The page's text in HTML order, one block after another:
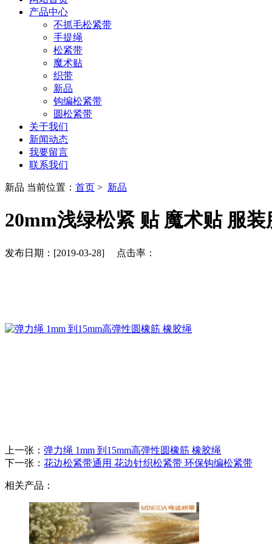
产品中心
不抓毛松紧带
手提绳
松紧带
魔术贴
织带
新品
钩编松紧带
圆松紧带
关于我们
新闻动态
我要留言
联系我们
新品 当前位置： 首页 > 新品
20mm浅绿松紧 贴 魔术贴 服装
发布日期：[2019-03-28] 点击率：
上一张： 弹力绳 1mm 到15mm高弹性圆橡筋 橡胶绳
下一张： 花边松紧带通用 花边针织松紧带 环保钩编松紧带
相关产品：